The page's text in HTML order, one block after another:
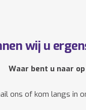
wij u
Waar bent u naar
ons of kom langs in